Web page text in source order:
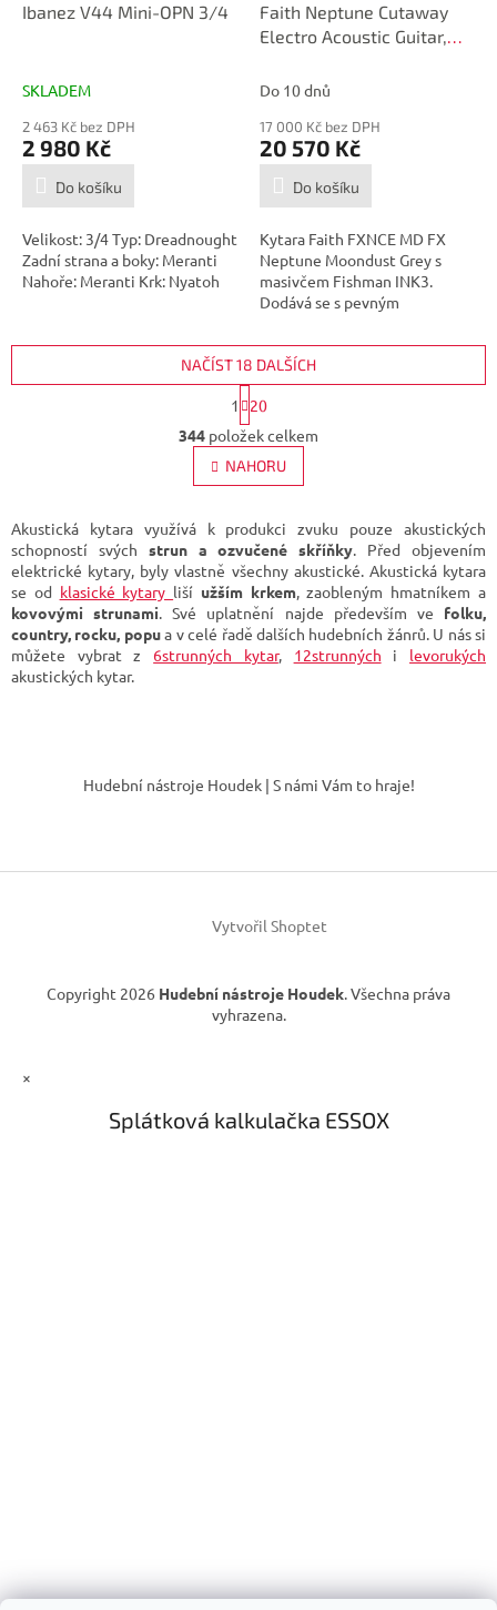
Ibanez V44 Mini-OPN 3/4
SKLADEM
2 463 Kč bez DPH
2 980 Kč
Do košíku
Velikost: 3/4 Typ: Dreadnought
Zadní strana a boky: Meranti
Nahoře: Meranti Krk: Nyatoh
Faith Neptune Cutaway
Electro Acoustic Guitar,
Do 10 dnů
17 000 Kč bez DPH
20 570 Kč
Do košíku
Kytara Faith FXNCE MD FX
Neptune Moondust Grey s
masivčem Fishman INK3.
Dodává se s pevným
O
v
l
á
a
c
í
p
r
v
k
s
NAČÍST 18 DALŠÍCH
t
r
á
n
k
v
á
í
1
20
344 položek celkem
NAHORU
Akustická kytara využívá k produkci zvuku pouze akustických
schopností svých strun a ozvučené skříňky. Před objevením
elektrické kytary, byly vlastně všechny akustické. Akustická kytara
se od klasické kytary liší užším krkem, zaobleným hmatníkem a
kovovými strunami. Své uplatnění najde především ve folku,
country, rocku, popua v celé řadě dalších hudebních žánrů. U nás si
můžete vybrat z 6strunných kytar, 12strunných i levorukých
akustických kytar.
í
Hudební nástroje Houdek | S námi Vám to hraje!
Vytvořil Shoptet
Copyright 2026 Hudební nástroje Houdek. Všechna práva
vyhrazena.
×
Splátková kalkulačka ESSOX